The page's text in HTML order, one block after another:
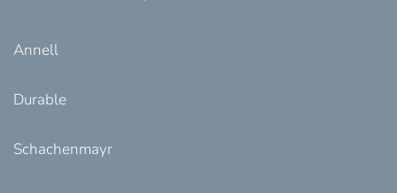
Annell
Durable
Schachenmayr